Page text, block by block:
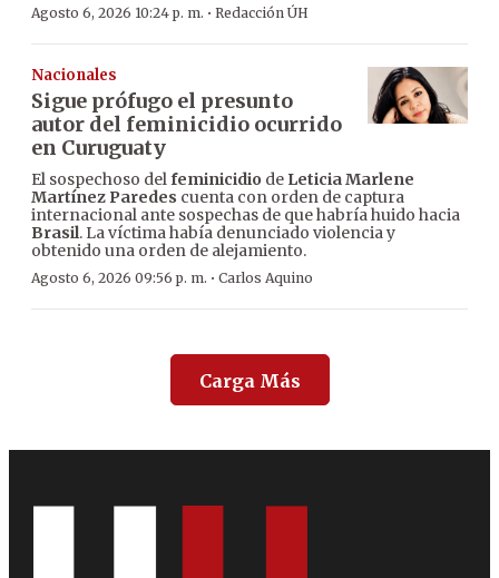
Agosto 6, 2026 10:24 p. m. · Redacción ÚH
Nacionales
Sigue prófugo el presunto
autor del feminicidio ocurrido
en Curuguaty
El sospechoso delfeminicidio de Leticia Marlene
Martínez Paredes cuenta con orden de captura
internacional ante sospechas de que habría huido hacia
Brasil. La víctima había denunciado violencia y
obtenido una orden de alejamiento.
Agosto 6, 2026 09:56 p. m. · Carlos Aquino
Carga Más